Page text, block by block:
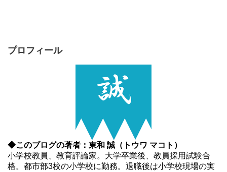
プロフィール
◆このブログの著者：東和 誠（トウワ マコト）
小学校教員、教育評論家。大学卒業後、教員採用試験合
格。都市部3校の小学校に勤務。退職後は小学校現場の実